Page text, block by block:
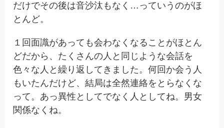
だけでその後は音沙汰もなく…っていうのがほ
とんど。
１回面識があっても会わなくなることがほとん
どだから、たくさんの人と同じような会話を
色々な人と繰り返してきました。何回か会う人
もいたんだけど、結局は全然連絡をとらなくな
って。あっ異性としてでなく人としてね。男女
関係なくね。